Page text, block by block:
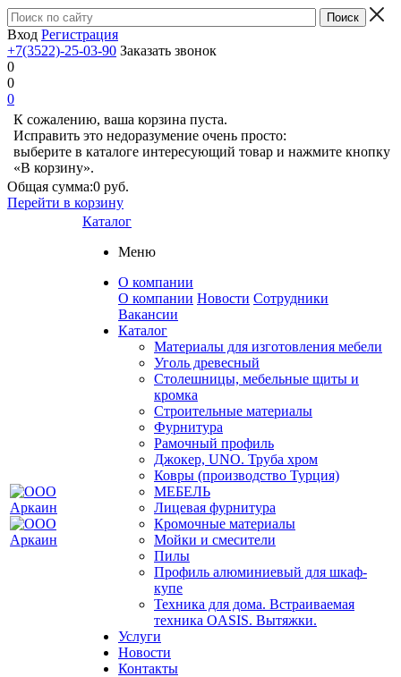
Вход Регистрация
+7(3522)-25-03-90 Заказать звонок
0
0
0
К сожалению, ваша корзина пуста.
Исправить это недоразумение очень просто:
выберите в каталоге интересующий товар и нажмите кнопку
«В корзину».
Общая сумма:0 руб.
Перейти в корзину
Каталог
Меню
О компании
О компании Новости Сотрудники
Вакансии
Каталог
Материалы для изготовления мебели
Уголь древесный
Столешницы, мебельные щиты и
кромка
Строительные материалы
Фурнитура
Рамочный профиль
Джокер, UNO. Труба хром
Ковры (производство Турция)
МЕБЕЛЬ
Лицевая фурнитура
Кромочные материалы
Мойки и смесители
Пилы
Профиль алюминиевый для шкаф-
купе
Техника для дома. Встраиваемая
техника OASIS. Вытяжки.
Услуги
Новости
Контакты